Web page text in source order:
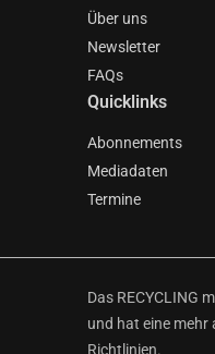
Über uns
Newsletter
FAQs
Quicklinks
Abonnements
Mediadaten
Termine
Das RECYCLING
und hat eine mehr
Richtlinien.